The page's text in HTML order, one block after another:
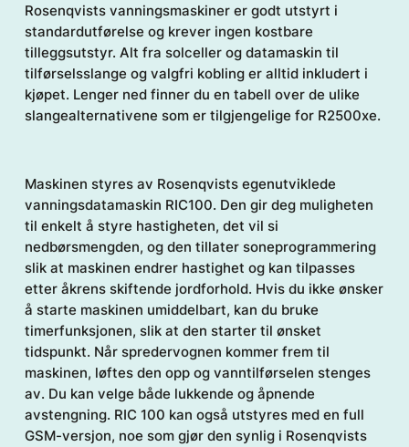
Rosenqvists vanningsmaskiner er godt utstyrt i
standardutførelse og krever ingen kostbare
tilleggsutstyr. Alt fra solceller og datamaskin til
tilførselsslange og valgfri kobling er alltid inkludert i
kjøpet. Lenger ned finner du en tabell over de ulike
slangealternativene som er tilgjengelige for R2500xe.
Maskinen styres av Rosenqvists egenutviklede
vanningsdatamaskin RIC100. Den gir deg muligheten
til enkelt å styre hastigheten, det vil si
nedbørsmengden, og den tillater soneprogrammering
slik at maskinen endrer hastighet og kan tilpasses
etter åkrens skiftende jordforhold. Hvis du ikke ønsker
å starte maskinen umiddelbart, kan du bruke
timerfunksjonen, slik at den starter til ønsket
tidspunkt. Når spredervognen kommer frem til
maskinen, løftes den opp og vanntilførselen stenges
av. Du kan velge både lukkende og åpnende
avstengning. RIC 100 kan også utstyres med en full
GSM-versjon, noe som gjør den synlig i Rosenqvists